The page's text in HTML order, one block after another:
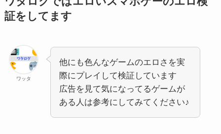
証をしてます
ワッタ
他にも色んなゲームのエロさを実
際にプレイして検証しています
広告を見て気になってるゲームが
ある人は参考にしてみてください♪